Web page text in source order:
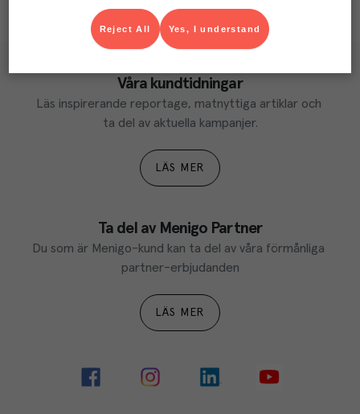
Våra kundtidningar
Läs inspirerande reportage, matnyttiga artiklar och
ta del av aktuella kampanjer.
LÄS MER
Ta del av Menigo Partner
Du som är Menigo-kund kan ta del av våra förmånliga
partner-erbjudanden
LÄS MER
Yes, I understand
Reject All